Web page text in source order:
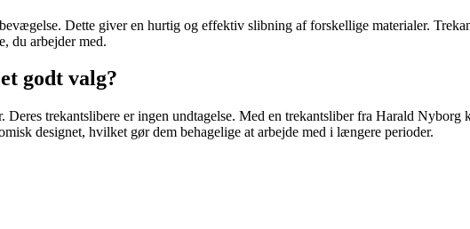
Dette giver en hurtig og effektiv slibning af forskellige materialer.
du arbejder med.
godt valg?
trekantslibere er ingen undtagelse. Med en trekantsliber fra Harald
designet, hvilket gør dem behagelige at arbejde med i længere perioder.